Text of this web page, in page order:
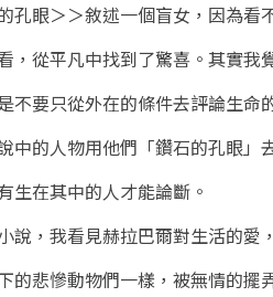
孔眼＞＞敘述一個盲女，因為
，從平凡中找到了驚喜。其實
不要只從外在的條件去評論生
中的人物用他們「鑽石的孔眼
生在其中的人才能論斷。
說，我看見赫拉巴爾對生活的
的悲慘動物們一樣，被無情的